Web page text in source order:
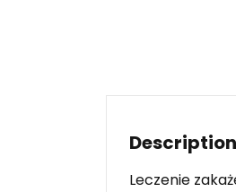
Description
Leczenie